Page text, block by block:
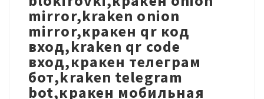
mirror,kraken onion
mirror,кракен qr код
вход,kraken qr code
вход,кракен телеграм
бот,kraken telegram
bot,кракен мобильная